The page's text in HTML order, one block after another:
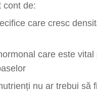
cont de:
care cresc
care este vital
nu ar trebui să